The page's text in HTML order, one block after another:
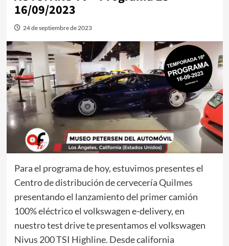
16/09/2023
24 de septiembre de 2023
Para el programa de hoy, estuvimos presentes el
Centro de distribución de cervecería Quilmes
presentando el lanzamiento del primer camión
100% eléctrico el volkswagen e-delivery, en
nuestro test drive te presentamos el volkswagen
Nivus 200 TSI Highline. Desde california